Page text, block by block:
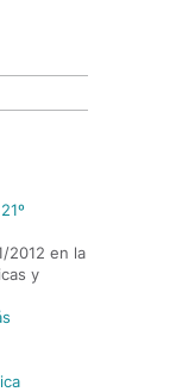
2012 en la
y